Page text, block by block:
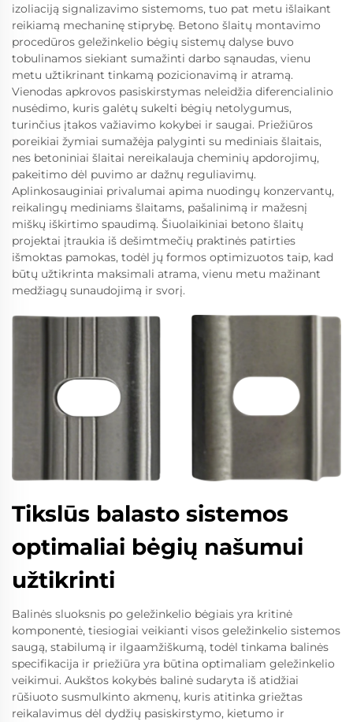
izoliaciją signalizavimo sistemoms, tuo pat metu išlaikant
reikiamą mechaninę stiprybę. Betono šlaitų montavimo
procedūros geležinkelio bėgių sistemų dalyse buvo
tobulinamos siekiant sumažinti darbo sąnaudas, vienu
metu užtikrinant tinkamą pozicionavimą ir atramą.
Vienodas apkrovos pasiskirstymas neleidžia diferencialinio
nusėdimo, kuris galėtų sukelti bėgių netolygumus,
turinčius įtakos važiavimo kokybei ir saugai. Priežiūros
poreikiai žymiai sumažėja palyginti su mediniais šlaitais,
nes betoniniai šlaitai nereikalauja cheminių apdorojimų,
pakeitimo dėl puvimo ar dažnų reguliavimų.
Aplinkosauginiai privalumai apima nuodingų konzervantų,
reikalingų mediniams šlaitams, pašalinimą ir mažesnį
miškų iškirtimo spaudimą. Šiuolaikiniai betono šlaitų
projektai įtraukia iš dešimtmečių praktinės patirties
išmoktas pamokas, todėl jų formos optimizuotos taip, kad
būtų užtikrinta maksimali atrama, vienu metu mažinant
medžiagų sunaudojimą ir svorį.
Tikslūs balasto sistemos
optimaliai bėgių našumui
užtikrinti
Balinės sluoksnis po geležinkelio bėgiais yra kritinė
komponentė, tiesiogiai veikianti visos geležinkelio sistemos
saugą, stabilumą ir ilgaamžiškumą, todėl tinkama balinės
specifikacija ir priežiūra yra būtina optimaliam geležinkelio
veikimui. Aukštos kokybės balinė sudaryta iš atidžiai
rūšiuoto susmulkinto akmenų, kuris atitinka griežtas
reikalavimus dėl dydžių pasiskirstymo, kietumo ir